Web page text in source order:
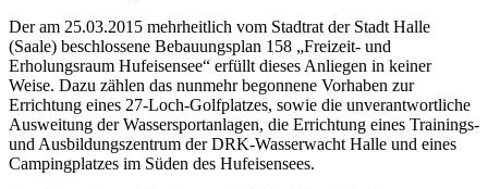
Der am 25.03.2015 mehrheitlich vom Stadtrat der Stadt Halle
(Saale) beschlossene Bebauungsplan 158 „Freizeit- und
Erholungsraum Hufeisensee“ erfüllt dieses Anliegen in keiner
Weise. Dazu zählen das nunmehr begonnene Vorhaben zur
Errichtung eines 27-Loch-Golfplatzes, sowie die unverantwortliche
Ausweitung der Wassersportanlagen, die Errichtung eines Trainings-
und Ausbildungszentrum der DRK-Wasserwacht Halle und eines
Campingplatzes im Süden des Hufeisensees.